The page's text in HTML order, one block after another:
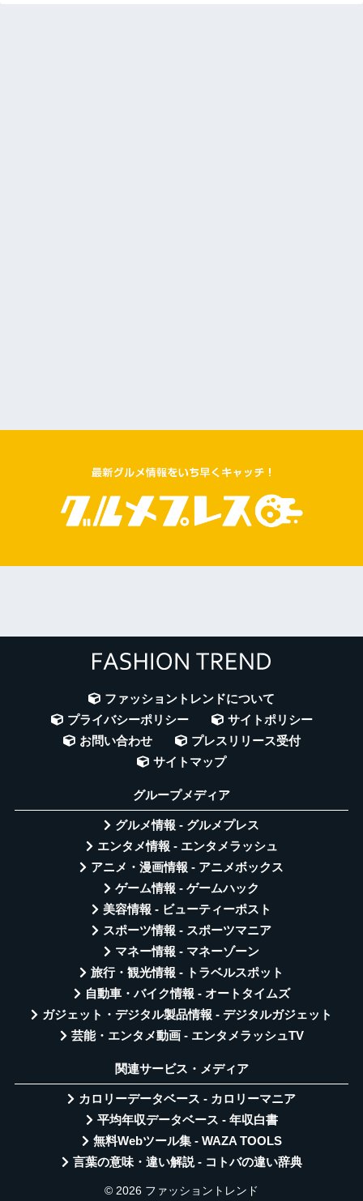
ファッショントレンドについて
プライバシーポリシー
サイトポリシー
お問い合わせ
プレスリリース受付
サイトマップ
グループメディア
グルメ情報 - グルメプレス
エンタメ情報 - エンタメラッシュ
アニメ・漫画情報 - アニメボックス
ゲーム情報 - ゲームハック
美容情報 - ビューティーポスト
スポーツ情報 - スポーツマニア
マネー情報 - マネーゾーン
旅行・観光情報 - トラベルスポット
自動車・バイク情報 - オートタイムズ
ガジェット・デジタル製品情報 - デジタルガジェット
芸能・エンタメ動画 - エンタメラッシュTV
関連サービス・メディア
カロリーデータベース - カロリーマニア
平均年収データベース - 年収白書
無料Webツール集 - WAZA TOOLS
言葉の意味・違い解説 - コトバの違い辞典
© 2026 ファッショントレンド